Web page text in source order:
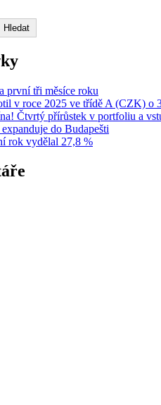
Hledat
první tři měsíce roku
v roce 2025 ve třídě A (CZK) o
Čtvrtý přírůstek v portfoliu a
do Budapešti
rok vydělal 27,8 %